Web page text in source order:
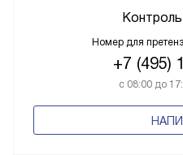
Номер для
+7 (495)
с 08:00 до